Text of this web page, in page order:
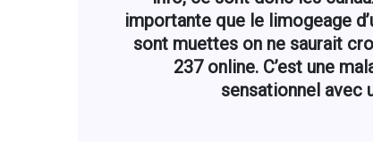
importante que le limogeage
sont muettes on ne saurait
237 online. C’est une
sensationnel avec